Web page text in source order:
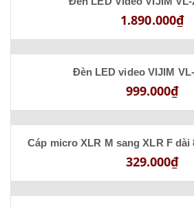
1.890.000₫
Đèn LED video VIJIM
999.000₫
Cáp micro XLR M sang XLR F dài
329.000₫